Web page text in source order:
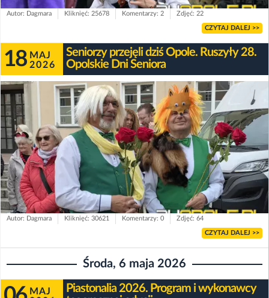
Autor: Dagmara Kliknięć: 25678 Komentarzy: 2 Zdjęć: 22
CZYTAJ DALEJ >>
18 MAJ
2026
Seniorzy przejęli dziś Opole. Ruszyły 28.
Opolskie Dni Seniora
Autor: Dagmara Kliknięć: 30621 Komentarzy: 0 Zdjęć: 64
CZYTAJ DALEJ >>
Środa, 6 maja 2026
MAJ
Piastonalia 2026. Program i wykonawcy